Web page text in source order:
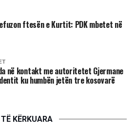
ftesën e Kurtit: PDK mbetet në
në kontakt me autoritetet Gjermane
ku humbën jetën tre kosovarë
TË KËRKUARA